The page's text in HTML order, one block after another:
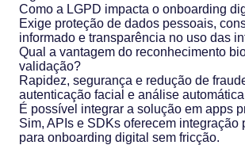
Como a LGPD impacta o onboarding
Exige proteção de dados pessoais,
informado e transparência no uso das
Qual a vantagem do reconhecimento
validação?
Rapidez, segurança e redução de
autenticação facial e análise
É possível integrar a solução em apps
Sim, APIs e SDKs oferecem integração
para onboarding digital sem fricção.